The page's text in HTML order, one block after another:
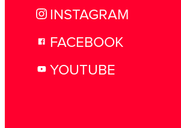
INSTAGRAM
FACEBOOK
YOUTUBE